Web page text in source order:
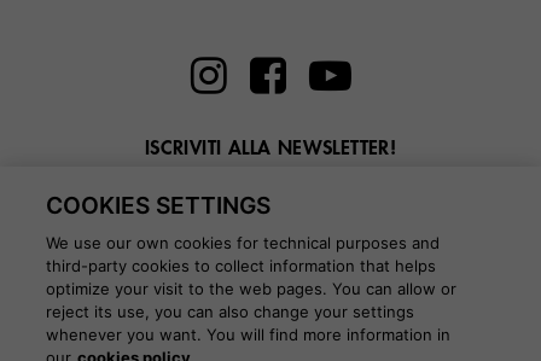
ISCRIVITI ALLA NEWSLETTER!
BLOG
COOKIES SETTINGS
We use our own cookies for technical purposes and
third-party cookies to collect information that helps
optimize your visit to the web pages. You can allow or
reject its use, you can also change your settings
whenever you want. You will find more information in